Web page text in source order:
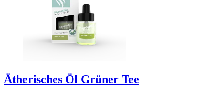
Ätherisches Öl Grüner Tee